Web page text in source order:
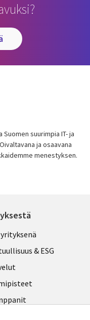
Suomen suurimpia IT- ja
ja osaavana
menestyksen.
yrityksenä
& ESG